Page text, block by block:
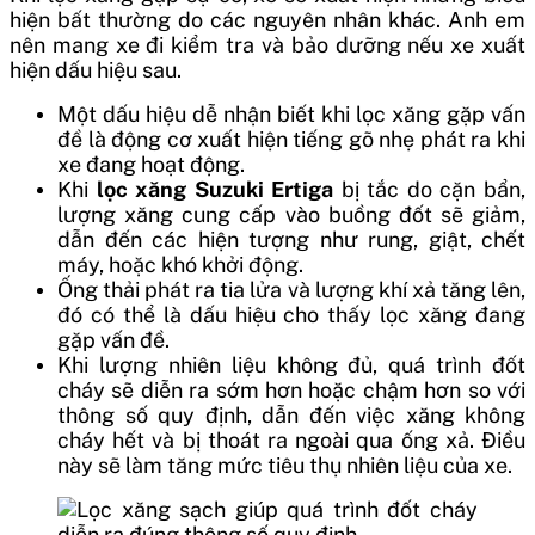
hiện bất thường do các nguyên nhân khác. Anh em
nên mang xe đi kiểm tra và bảo dưỡng nếu xe xuất
hiện dấu hiệu sau.
Một dấu hiệu dễ nhận biết khi lọc xăng gặp vấn
đề là động cơ xuất hiện tiếng gõ nhẹ phát ra khi
xe đang hoạt động.
Khi lọc xăng Suzuki Ertiga bị tắc do cặn bẩn,
lượng xăng cung cấp vào buồng đốt sẽ giảm,
dẫn đến các hiện tượng như rung, giật, chết
máy, hoặc khó khởi động.
Ống thải phát ra tia lửa và lượng khí xả tăng lên,
đó có thể là dấu hiệu cho thấy lọc xăng đang
gặp vấn đề.
Khi lượng nhiên liệu không đủ, quá trình đốt
cháy sẽ diễn ra sớm hơn hoặc chậm hơn so với
thông số quy định, dẫn đến việc xăng không
cháy hết và bị thoát ra ngoài qua ống xả. Điều
này sẽ làm tăng mức tiêu thụ nhiên liệu của xe.